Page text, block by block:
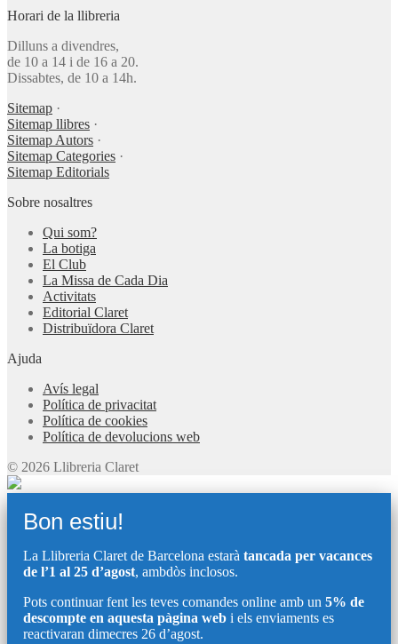
Horari de la llibreria
Dilluns a divendres,
de 10 a 14 i de 16 a 20.
Dissabtes, de 10 a 14h.
Sitemap ·
Sitemap llibres ·
Sitemap Autors ·
Sitemap Categories ·
Sitemap Editorials
Sobre nosaltres
Qui som?
La botiga
El Club
La Missa de Cada Dia
Activitats
Editorial Claret
Distribuïdora Claret
Ajuda
Avís legal
Política de privacitat
Política de cookies
Política de devolucions web
© 2026 Llibreria Claret
Bon estiu!
La Llibreria Claret de Barcelona estarà tancada per vacances
de l’1 al 25 d’agost, ambdòs inclosos.
Pots continuar fent les teves comandes online amb un 5% de
descompte en aquesta pàgina web i els enviaments es
reactivaran dimecres 26 d’agost.